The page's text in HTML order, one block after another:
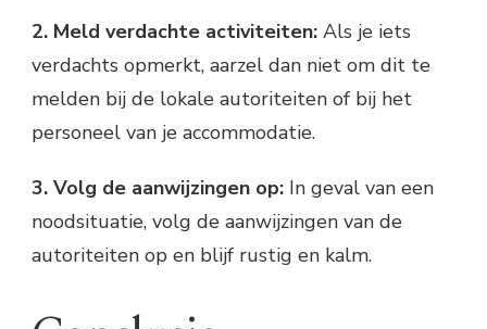
2. Meld verdachte activiteiten: Als je iets
verdachts opmerkt, aarzel dan niet om dit te
melden bij de lokale autoriteiten of bij het
personeel van je accommodatie.
3. Volg de aanwijzingen op: In geval van een
noodsituatie, volg de aanwijzingen van de
autoriteiten op en blijf rustig en kalm.